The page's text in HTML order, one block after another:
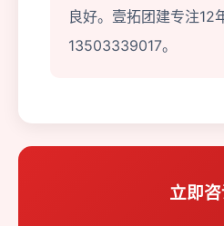
良好。壹拓团建专注12
13503339017。
立即